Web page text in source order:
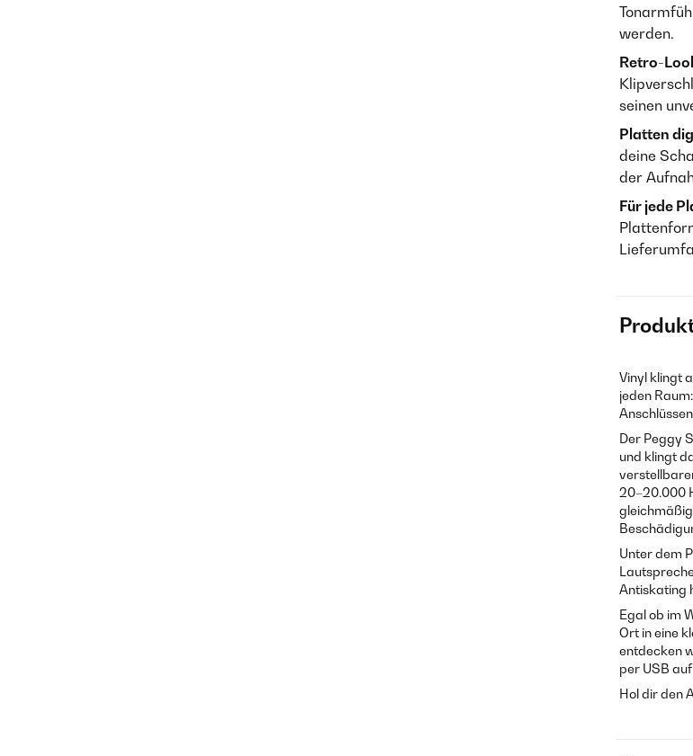
werden.
Retro-
seinen
Platten
deine
der
Für jede
Vinyl klingt
jeden
Der Peggy
und klingt
20–20.000
Unter dem
Antiskating
Egal ob im
Ort in eine
entdecken
per USB
Hol dir den